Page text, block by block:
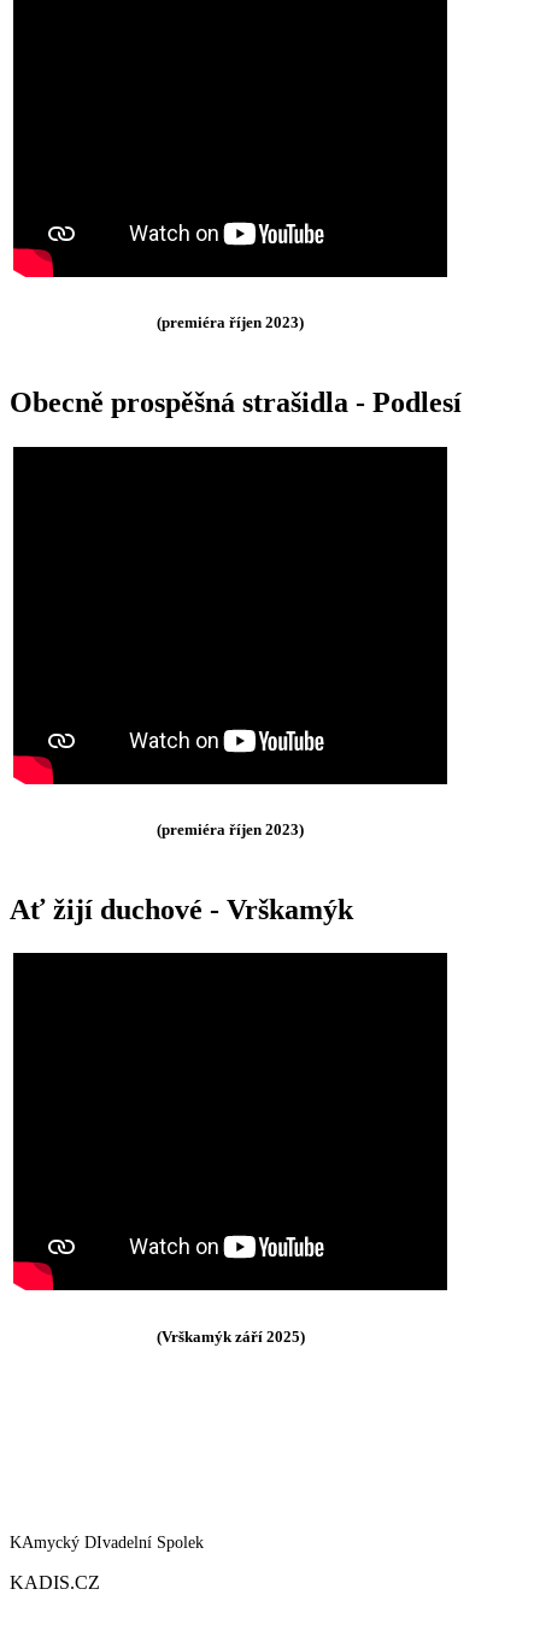
(premiéra říjen 2023)
Obecně prospěšná strašidla - Podlesí
(premiéra říjen 2023)
Ať žijí duchové - Vrškamýk
(Vrškamýk září 2025)
KAmycký DIvadelní Spolek
KADIS.CZ